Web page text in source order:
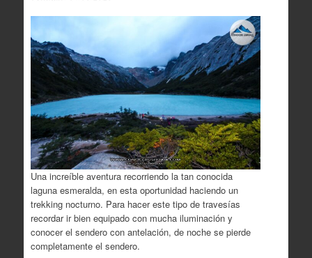
Una increíble aventura recorriendo la tan conocida
laguna esmeralda, en esta oportunidad haciendo un
trekking nocturno. Para hacer este tipo de travesías
recordar ir bien equipado con mucha iluminación y
conocer el sendero con antelación, de noche se pierde
completamente el sendero.